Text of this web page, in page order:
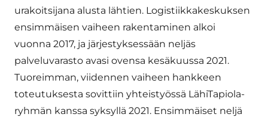
urakoitsijana alusta lähtien. Logistiikka­keskuksen
ensimmäisen vaiheen rakentami­nen alkoi
vuonna 2017, ja järjestyksessään neljäs
palveluvarasto avasi ovensa kesäkuussa 2021.
Tuoreimman, viidennen vaiheen hank­keen
toteutuksesta sovittiin yhteistyössä Lähi­Tapiola-
ryhmän kanssa syksyllä 2021. Ensim­mäiset neljä